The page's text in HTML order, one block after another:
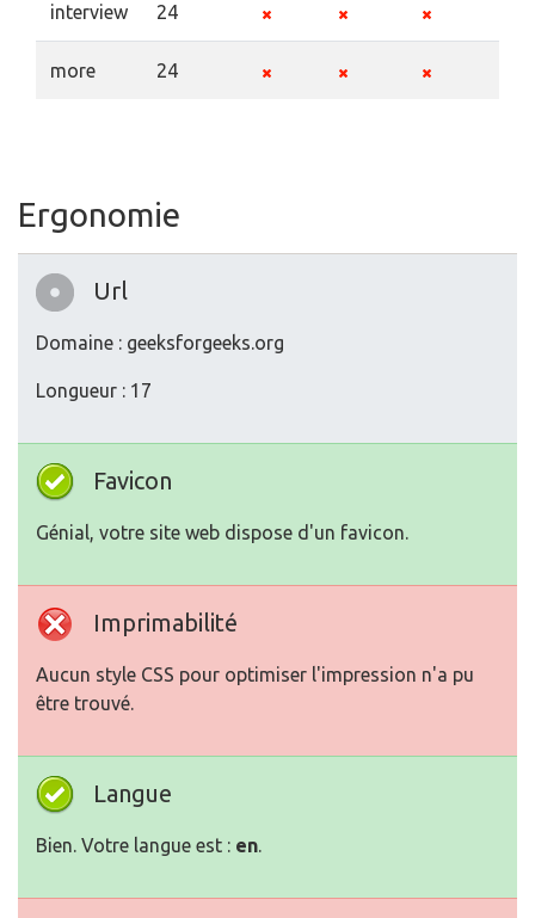
interview 24
more 24
Ergonomie
Url
Domaine : geeksforgeeks.org
Longueur : 17
Favicon
Génial, votre site web dispose d'un favicon.
Imprimabilité
Aucun style CSS pour optimiser l'impression n'a pu
être trouvé.
Langue
Bien. Votre langue est : en.